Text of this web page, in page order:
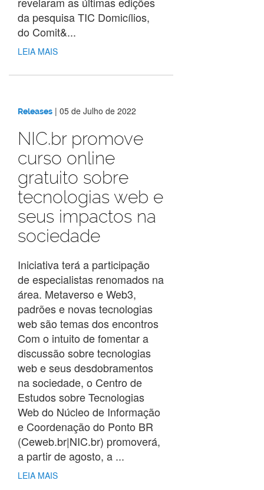
da pesquisa TIC Domicílios,
do Comit&...
LEIA MAIS
Releases | 05 de Julho de 2022
NIC.br promove
curso online
gratuito sobre
tecnologias web e
seus impactos na
sociedade
Iniciativa terá a participação
de especialistas renomados na
área. Metaverso e Web3,
padrões e novas tecnologias
web são temas dos encontros
Com o intuito de fomentar a
discussão sobre tecnologias
web e seus desdobramentos
na sociedade, o Centro de
Estudos sobre Tecnologias
Web do Núcleo de Informação
e Coordenação do Ponto BR
(Ceweb.br|NIC.br) promoverá,
a partir de agosto, a ...
LEIA MAIS